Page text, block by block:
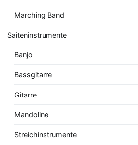
Marching Band
Saiteninstrumente
Banjo
Bassgitarre
Gitarre
Mandoline
Streichinstrumente